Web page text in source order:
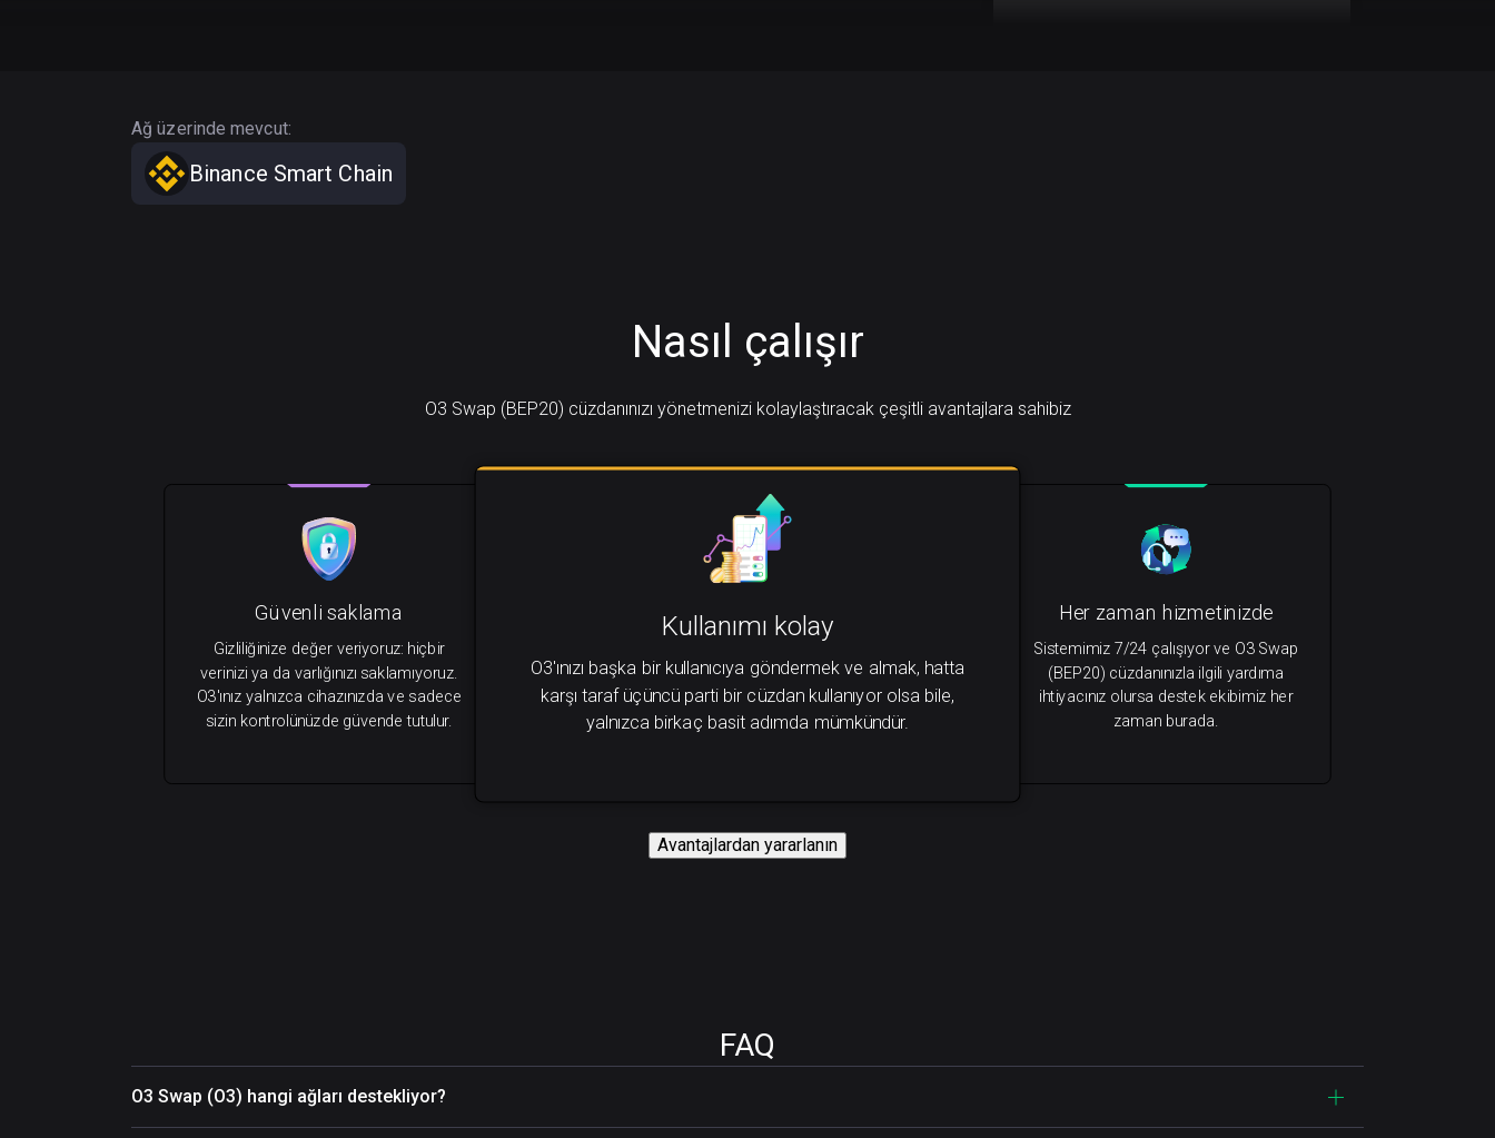
Ağ üzerinde mevcut:
Binance Smart Chain
Nasıl çalışır
O3 Swap (BEP20) cüzdanınızı yönetmenizi kolaylaştıracak çeşitli avantajlara sahibiz
Kullanımı kolay
O3'ınızı başka bir kullanıcıya göndermek ve almak, hatta
karşı taraf üçüncü parti bir cüzdan kullanıyor olsa bile,
yalnızca birkaç basit adımda mümkündür.
Her zaman hizmetinizde
Sistemimiz 7/24 çalışıyor ve O3 Swap
(BEP20) cüzdanınızla ilgili yardıma
ihtiyacınız olursa destek ekibimiz her
zaman burada.
Güvenli saklama
Gizliliğinize değer veriyoruz: hiçbir
verinizi ya da varlığınızı saklamıyoruz.
O3'ınız yalnızca cihazınızda ve sadece
sizin kontrolünüzde güvende tutulur.
Avantajlardan yararlanın
FAQ
O3 Swap (O3) hangi ağları destekliyor?